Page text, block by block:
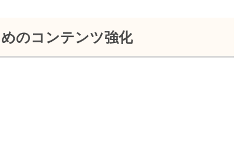
のコンテンツ強化